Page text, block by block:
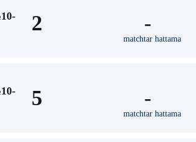
2 -
matchtar hattama
5 -
matchtar hattama